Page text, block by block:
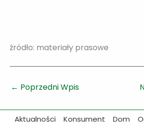
źródło: materiały prasowe
← Poprzedni Wpis
Aktualności Konsument Dom